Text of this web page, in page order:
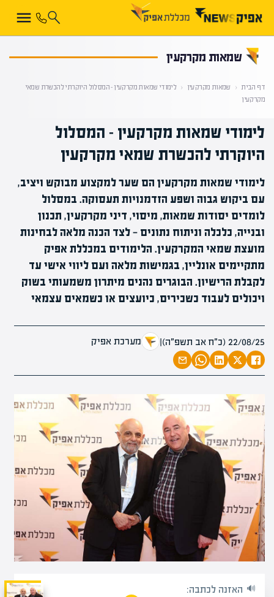
שמאות מקרקעין
דף הבית ‹ שמאות מקרקעין ‹ לימודי שמאות מקרקעין – המסלול היוקרתי להכשרת שמאי
מקרקעין
לימודי שמאות מקרקעין – המסלול
היוקרתי להכשרת שמאי מקרקעין
לימודי שמאות מקרקעין הם שער למקצוע מבוקש ויציב,
עם ביקוש גבוה ושפע הזדמנויות תעסוקה. במסלול
לומדים יסודות שמאות, מיסוי, דיני מקרקעין, תכנון
ובנייה, כלכלה וניתוח נתונים — לצד הכנה מלאה לבחינות
מועצת שמאי המקרקעין. הלימודים במכללת אפיק
מתקיימים אונליין, בגמישות מלאה ועם ליווי אישי עד
לקבלת הרישיון. הבוגרים נהנים מיתרון משמעותי בשוק
ויכולים לעבוד כשכירים, כיועצים או כשמאים עצמאי
22/08/25 (כ״ח אב תשפ״ה) | מערכת אפיק
האזנה לכתבה: